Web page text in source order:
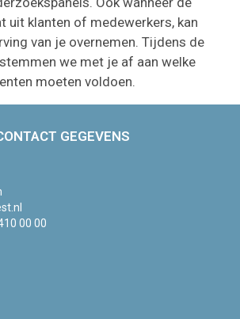
uit klanten of medewerkers, kan
van je overnemen. Tijdens de
we met je af aan welke
moeten voldoen.
GEGEVENS
00 00